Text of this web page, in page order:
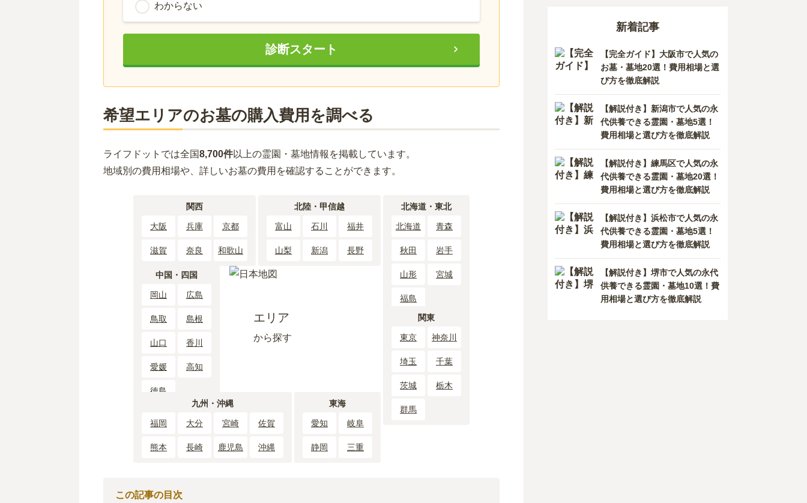
わからない
診断スタート
希望エリアのお墓の購入費用を調べる
ライフドットでは全国8,700件以上の霊園・墓地情報を掲載しています。
地域別の費用相場や、詳しいお墓の費用を確認することができます。
エリア
から探す
北海道・東北
北海道 青森
秋田 岩手
山形 宮城
福島
関東
東京 神奈川
埼玉 千葉
茨城 栃木
群馬
東海
愛知 岐阜
静岡 三重
北陸・甲信越
富山 石川 福井
山梨 新潟 長野
関西
大阪 兵庫 京都
滋賀 奈良 和歌山
中国・四国
岡山 広島
鳥取 島根
山口 香川
愛媛 高知
徳島
九州・沖縄
福岡 大分 宮崎 佐賀
熊本 長崎 鹿児島 沖縄
この記事の目次
新着記事
【完全ガイド】大阪市で人気の
お墓・墓地20選！費用相場と選
び方を徹底解説
【解説付き】新潟市で人気の永
代供養できる霊園・墓地5選！
費用相場と選び方を徹底解説
【解説付き】練馬区で人気の永
代供養できる霊園・墓地20選！
費用相場と選び方を徹底解説
【解説付き】浜松市で人気の永
代供養できる霊園・墓地5選！
費用相場と選び方を徹底解説
【解説付き】堺市で人気の永代
供養できる霊園・墓地10選！費
用相場と選び方を徹底解説